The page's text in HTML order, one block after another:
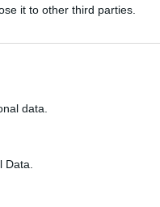
it to other third parties.
data.